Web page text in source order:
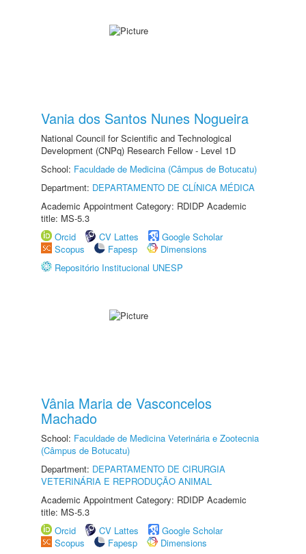
Vania dos Santos Nunes Nogueira
National Council for Scientific and Technological
Development (CNPq) Research Fellow - Level 1D
School: Faculdade de Medicina (Câmpus de Botucatu)
Department: DEPARTAMENTO DE CLÍNICA MÉDICA
Academic Appointment Category: RDIDP Academic
title: MS-5.3
Orcid
CV Lattes
Google Scholar
Scopus
Fapesp
Dimensions
Repositório Institucional UNESP
Vânia Maria de Vasconcelos
Machado
School: Faculdade de Medicina Veterinária e Zootecnia
(Câmpus de Botucatu)
Department: DEPARTAMENTO DE CIRURGIA
VETERINÁRIA E REPRODUÇÃO ANIMAL
Academic Appointment Category: RDIDP Academic
title: MS-5.3
Orcid
CV Lattes
Google Scholar
Scopus
Fapesp
Dimensions